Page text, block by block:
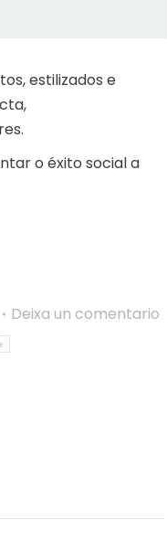
estilizados e
o éxito social a
Deixa un comentario